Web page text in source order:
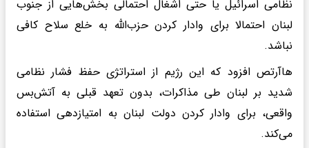
نظامی اسرائیل یا حتی اشغال احتمالی بخش‌هایی از جنوب
لبنان احتمالا برای وادار کردن حزب‌الله به خلع سلاح کافی
نباشد.
هاآرتص افزود که این رژیم از استراتژی حفظ فشار نظامی
شدید بر لبنان طی مذاکرات، بدون تعهد قبلی به آتش‌بس
واقعی، برای وادار کردن دولت لبنان به امتیازدهی استفاده
می‌کند.